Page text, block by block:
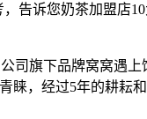
告诉您奶茶加盟店
司旗下品牌窝窝遇
睐，经过5年的耕耘